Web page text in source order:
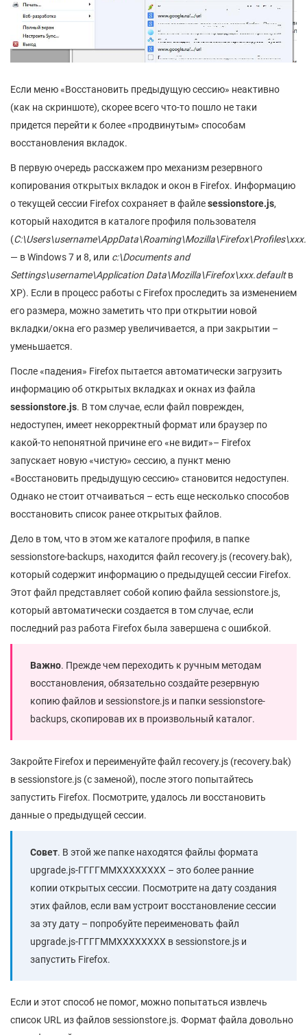
Если меню «Восстановить предыдущую сессию» неактивно
(как на скриншоте), скорее всего что-то пошло не таки
придется перейти к более «продвинутым» способам
восстановления вкладок.
В первую очередь расскажем про механизм резервного
копирования открытых вкладок и окон в Firefox. Информацию
о текущей сессии Firefox сохраняет в файлеsessionstore.js,
который находится в каталоге профиля пользователя
(
— в Windows 7 и 8, или c:\Documents and
Settings\username\Application Data\Mozilla\Firefox\xxx.defaultв
XP). Если в процесс работы с Firefox проследить за изменением
его размера, можно заметить что при открытии новой
вкладки/окна его размер увеличивается, а при закрытии –
уменьшается.
После «падения» Firefox пытается автоматически загрузить
информацию об открытых вкладках и окнах из файла
sessionstore.js. В том случае, если файл поврежден,
недоступен, имеет некорректный формат или браузер по
какой-то непонятной причине его «не видит»– Firefox
запускает новую «чистую» сессию, а пункт меню
«Восстановить предыдущую сессию» становится недоступен.
Однако не стоит отчаиваться – есть еще несколько способов
восстановить список ранее открытых файлов.
Дело в том, что в этом же каталоге профиля, в папке
sessionstore-backups, находится файл recovery.js (recovery.bak),
который содержит информацию о предыдущей сессии Firefox.
Этот файл представляет собой копию файла sessionstore.js,
который автоматически создается в том случае, если
последний раз работа Firefox была завершена с ошибкой.
Важно. Прежде чем переходить к ручным методам
восстановления, обязательно создайте резервную
копию файлов и sessionstore.js и папки sessionstore-
backups, скопировав их в произвольный каталог.
Закройте Firefox и переименуйте файл recovery.js (recovery.bak)
в sessionstore.js (с заменой), после этого попытайтесь
запустить Firefox. Посмотрите, удалось ли восстановить
данные о предыдущей сессии.
Совет. В этой же папке находятся файлы формата
upgrade.js-ГГГГММXXXXXXXX – это более ранние
копии открытых сессии. Посмотрите на дату создания
этих файлов, если вам устроит восстановление сессии
за эту дату – попробуйте переименовать файл
upgrade.js-ГГГГММXXXXXXXX в sessionstore.js и
запустить Firefox.
Если и этот способ не помог, можно попытаться извлечь
список URL из файлов sessionstore.js. Формат файла довольно